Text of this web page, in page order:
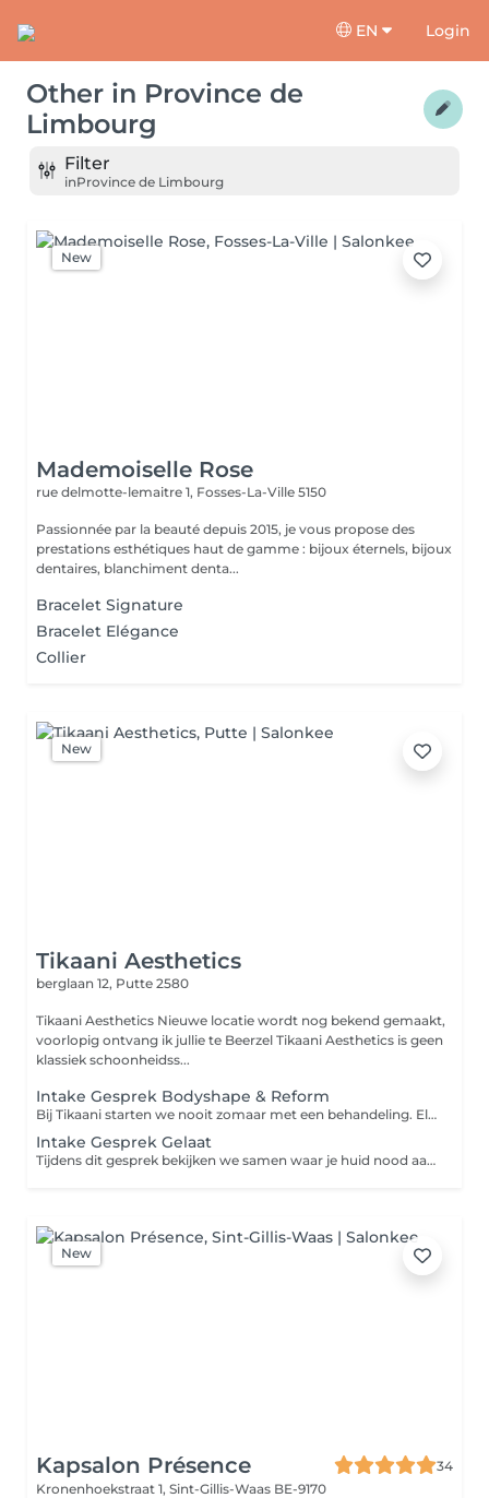
EN Login
Other in Province de
Limbourg
Filter
inProvince de Limbourg
New
Mademoiselle Rose
rue delmotte-lemaitre 1, Fosses-La-Ville 5150
Passionnée par la beauté depuis 2015, je vous propose des
prestations esthétiques haut de gamme : bijoux éternels, bijoux
dentaires, blanchiment denta...
Bracelet Signature
Bracelet Elégance
Collier
New
Tikaani Aesthetics
berglaan 12, Putte 2580
Tikaani Aesthetics Nieuwe locatie wordt nog bekend gemaakt,
voorlopig ontvang ik jullie te Beerzel Tikaani Aesthetics is geen
klassiek schoonheidss...
Intake Gesprek Bodyshape & Reform
Bij Tikaani starten we nooit zomaar met een behandeling. Elk traject begint met een intakegesprek het moment waarop we écht naar jou luisteren. Tijdens dit gesprek bekijken we samen waar je nood aan hebt: wat je huid of lichaam nodig heeft, wat je al geprobeerd hebt en wat voor jou belangrijk is. Van daaruit tonen we wat wij kunnen bieden en denken we mee over de aanpak die het best bij jouw situatie past rustig, eerlijk en zonder overhaaste beloftes. Zo start je nooit met een standaardbehandeling, maar met een plan dat écht van jou is. Boek je intakegesprek; de kosten worden bij je volgende afspraak in mindering gebracht. Klaar om te ontdekken wat mogelijk is? Boek vandaag nog je intakegesprek bij Tikaani.
Intake Gesprek Gelaat
Tijdens dit gesprek bekijken we samen waar je huid nood aan heeft: welke huidproblemen je ervaart, wat je al geprobeerd hebt en wat voor jou belangrijk is. Van daaruit tonen we wat wij kunnen bieden en denken we mee over de aanpak die het best bij jouw huid past rustig, eerlijk en zonder overhaaste beloftes. Beslis je om verder te gaan met een behandeling? Dan wordt de kost van je intakegesprek volledig in mindering gebracht. Zo start je nooit met een standaardbehandeling, maar met een plan dat écht van jou is zonder dat het intakegesprek een extra kost betekent. Boek je intakegesprek Klaar om te ontdekken wat mogelijk is voor jouw huid? Boek vandaag nog je intakegesprek bij Tikaani.
New
Kapsalon Présence
34
Kronenhoekstraat 1, Sint-Gillis-Waas BE-9170